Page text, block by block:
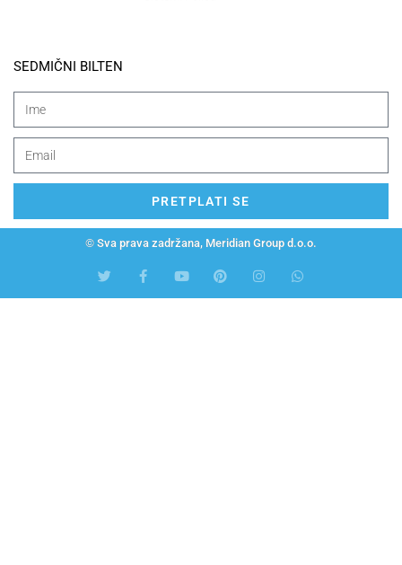
SEDMIČNI BILTEN
PRETPLATI SE
© Sva prava zadržana, Meridian Group d.o.o.